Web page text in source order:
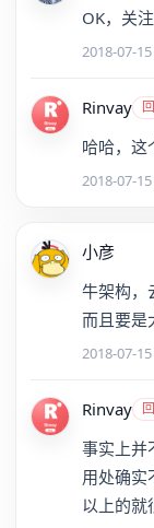
OK，关
2018-07-
Rinvay
哈哈，这
2018-07-
小彦
牛架构，
而且要是
2018-07-
Rinvay
事实上并
用处确实
以上的就